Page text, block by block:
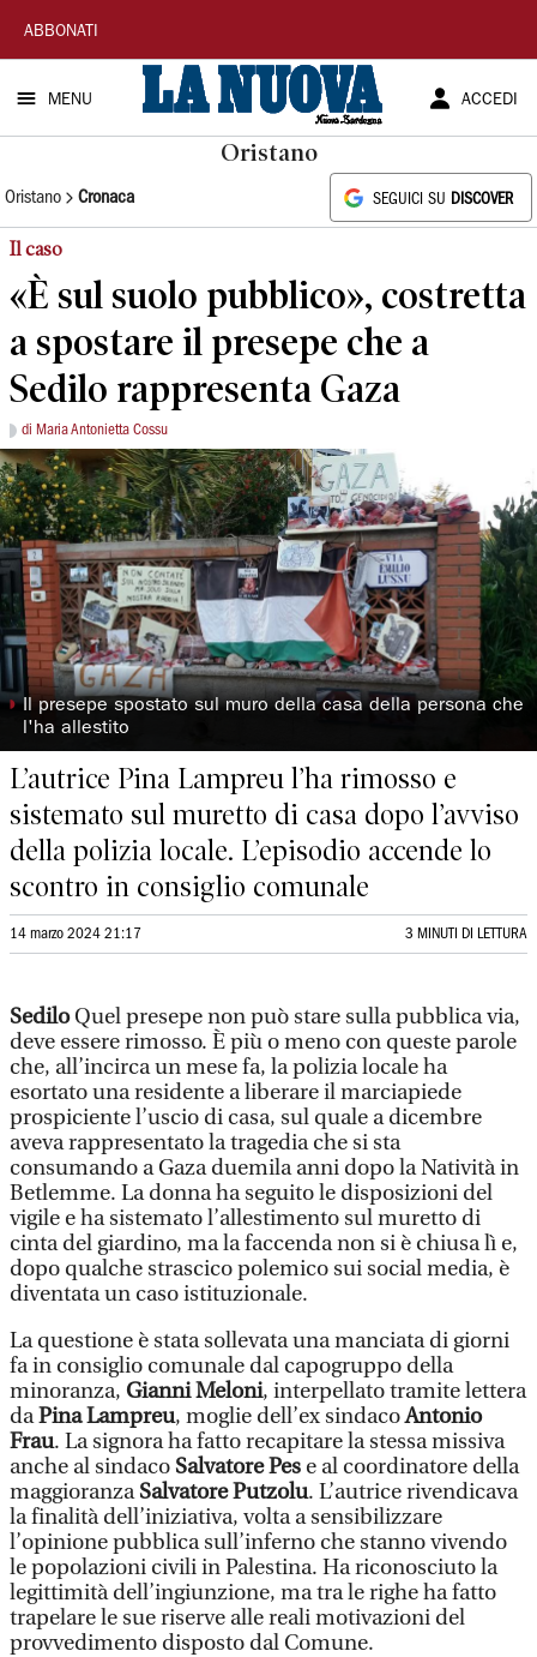
La
Nuova
Sardegna
ABBONATI
MENU ACCEDI
Oristano
Oristano Cronaca SEGUICI SU DISCOVER
Il caso
«È sul suolo pubblico», costretta
a spostare il presepe che a
Sedilo rappresenta Gaza
di Maria Antonietta Cossu
◗Il presepe spostato sul muro della casa della persona che
l'ha allestito
L’autrice Pina Lampreu l’ha rimosso e
sistemato sul muretto di casa dopo l’avviso
della polizia locale. L’episodio accende lo
scontro in consiglio comunale
14 marzo 2024 21:17 3 MINUTI DI LETTURA
SediloQuel presepe non può stare sulla pubblica via,
deve essere rimosso. È più o meno con queste parole
che, all’incirca un mese fa, la polizia locale ha
esortato una residente a liberare il marciapiede
prospiciente l’uscio di casa, sul quale a dicembre
aveva rappresentato la tragedia che si sta
consumando a Gaza duemila anni dopo la Natività in
Betlemme. La donna ha seguito le disposizioni del
vigile e ha sistemato l’allestimento sul muretto di
cinta del giardino, ma la faccenda non si è chiusa lì e,
dopo qualche strascico polemico sui social media, è
diventata un caso istituzionale.
La questione è stata sollevata una manciata di giorni
fa in consiglio comunale dal capogruppo della
minoranza, Gianni Meloni, interpellato tramite lettera
daPina Lampreu, moglie dell’ex sindacoAntonio
Frau. La signora ha fatto recapitare la stessa missiva
anche al sindaco Salvatore Pes e al coordinatore della
maggioranzaSalvatore Putzolu. L’autrice rivendicava
la finalità dell’iniziativa, volta a sensibilizzare
l’opinione pubblica sull’inferno che stanno vivendo
le popolazioni civili in Palestina. Ha riconosciuto la
legittimità dell’ingiunzione, ma tra le righe ha fatto
trapelare le sue riserve alle reali motivazioni del
provvedimento disposto dal Comune.